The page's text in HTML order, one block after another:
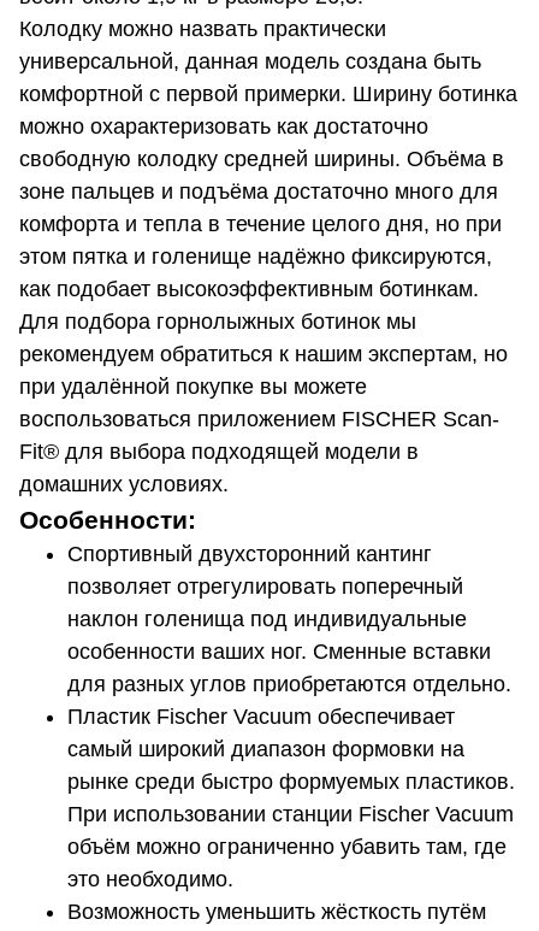
Колодку можно назвать практически
универсальной, данная модель создана быть
комфортной с первой примерки. Ширину ботинка
можно охарактеризовать как достаточно
свободную колодку средней ширины. Объёма в
зоне пальцев и подъёма достаточно много для
комфорта и тепла в течение целого дня, но при
этом пятка и голенище надёжно фиксируются,
как подобает высокоэффективным ботинкам.
Для подбора горнолыжных ботинок мы
рекомендуем обратиться к нашим экспертам, но
при удалённой покупке вы можете
воспользоваться приложением FISCHER Scan-
Fit® для выбора подходящей модели в
домашних условиях.
Особенности:
Спортивный двухсторонний кантинг
позволяет отрегулировать поперечный
наклон голенища под индивидуальные
особенности ваших ног. Сменные вставки
для разных углов приобретаются отдельно.
Пластик Fischer Vacuum обеспечивает
самый широкий диапазон формовки на
рынке среди быстро формуемых пластиков.
При использовании станции Fischer Vacuum
объём можно ограниченно убавить там, где
это необходимо.
Возможность уменьшить жёсткость путём